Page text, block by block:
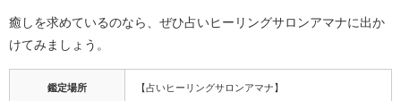
癒しを求めているのなら、ぜひ占いヒーリングサロンアマナに出か
けてみましょう。
鑑定場所 【占いヒーリングサロンアマナ】